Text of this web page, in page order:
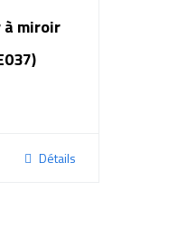
à miroir
Détails